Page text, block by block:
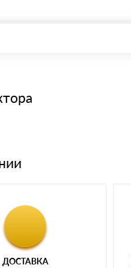
заказанного материала.
ДОСТАВКА